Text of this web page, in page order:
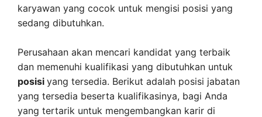
karyawan yang cocok untuk mengisi posisi yang
sedang dibutuhkan.
Perusahaan akan mencari kandidat yang terbaik
dan memenuhi kualifikasi yang dibutuhkan untuk
posisi yang tersedia. Berikut adalah posisi jabatan
yang tersedia beserta kualifikasinya, bagi Anda
yang tertarik untuk mengembangkan karir di